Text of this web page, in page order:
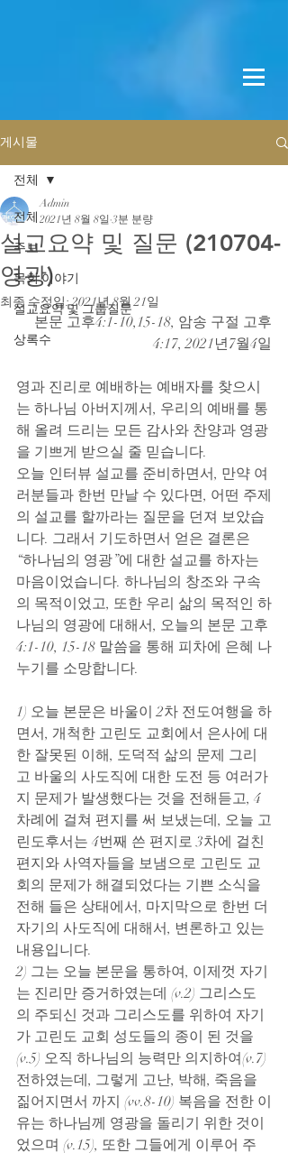
게시물
전체
주보
목회 이야기
설교요약 및 그룹질문
상록수
전체
설교요약 및 질문 (210704-
영광)
Admin
2021년 8월 8일 3분 분량
최종 수정일:2021년 8월 21일
본문 고후4:1-10,15-18, 암송 구절 고후
4:17, 2021년7월4일
영과 진리로 예배하는 예배자를 찾으시
는 하나님 아버지께서, 우리의 예배를 통
해 올려 드리는 모든 감사와 찬양과 영광
을 기쁘게 받으실 줄 믿습니다.
오늘 인터뷰 설교를 준비하면서, 만약 여
러분들과 한번 만날 수 있다면, 어떤 주제
의 설교를 할까라는 질문을 던져 보았습
니다. 그래서 기도하면서 얻은 결론은
“하나님의 영광”에 대한 설교를 하자는
마음이었습니다. 하나님의 창조와 구속
의 목적이었고, 또한 우리 삶의 목적인 하
나님의 영광에 대해서, 오늘의 본문 고후
4:1-10, 15-18 말씀을 통해 피차에 은혜 나
누기를 소망합니다.
1) 오늘 본문은 바울이 2차 전도여행을 하
면서, 개척한 고린도 교회에서 은사에 대
한 잘못된 이해, 도덕적 삶의 문제 그리
고 바울의 사도직에 대한 도전 등 여러가
지 문제가 발생했다는 것을 전해듣고, 4
차례에 걸쳐 편지를 써 보냈는데, 오늘 고
린도후서는 4번째 쓴 편지로 3차에 걸친
편지와 사역자들을 보냄으로 고린도 교
회의 문제가 해결되었다는 기쁜 소식을
전해 들은 상태에서, 마지막으로 한번 더
자기의 사도직에 대해서, 변론하고 있는
내용입니다.
2) 그는 오늘 본문을 통하여, 이제껏 자기
는 진리만 증거하였는데 (v.2) 그리스도
의 주되신 것과 그리스도를 위하여 자기
가 고린도 교회 성도들의 종이 된 것을
(v.5) 오직 하나님의 능력만 의지하여(v.7)
전하였는데, 그렇게 고난, 박해, 죽음을
짊어지면서 까지 (vv.8-10) 복음을 전한 이
유는 하나님께 영광을 돌리기 위한 것이
었으며 (v.15), 또한 그들에게 이루어 주